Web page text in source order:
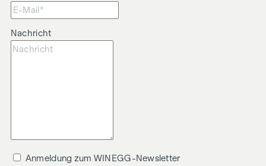
Nachricht
Anmeldung zum WINEGG-Newsletter